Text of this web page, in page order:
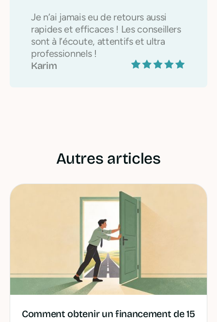
Je n’ai jamais eu de retours aussi
rapides et efficaces ! Les conseillers
sont à l’écoute, attentifs et ultra
professionnels !
Karim
Autres articles
Comment obtenir un financement de 15